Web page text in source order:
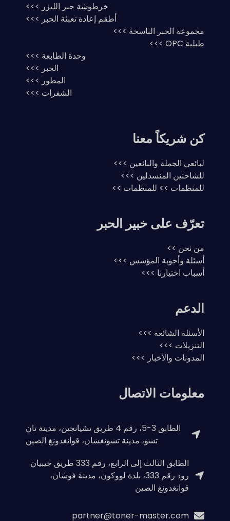
خرطوشة حبر الليزر >>>
أطقم إعادة تعبئة الحبر >>>
مجموعة الحبر الناسخة >>>
طبلية OPC >>>
وحدة الطابعة >>>
الحبر >>>
المطور >>>
الشفرات >>>
كن شريكاً معنا
لبائعي الجملة والبائعين >>>
للشاحنين المنسدلين >>>
للمنظمات >> للمنظمات >>
تعرّف على خبير الحبر
من نحن >>
أسئلة وأجوبة المؤسس >>>
أسباب اختيارنا >>>
الدعم
الأسئلة الشائعة >>>
التنزيلات >>>
المدونات والأخبار >>>
معلومات الاتصال
الطابق 3-5، رقم 4 طريق تشيانجين، مدينة تان
تشو، مدينة تشونغشان، قوانغدونغ الصين
الطابق الثالث إلى الرابع، رقم 333 طريق جيبيان
رود رقم 333، بلدة لووكون، مدينة فوشان،
قوانغدونغ الصين
partner@toner-master.com